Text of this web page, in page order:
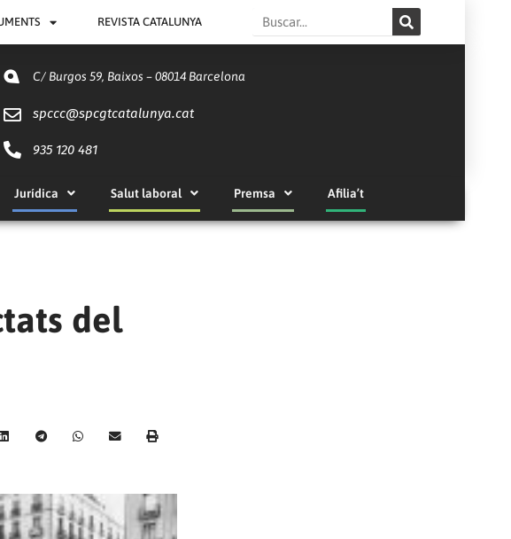
REVISTA CATALUNYA Search
C/ Burgos 59, Baixos – 08014 Barcelona
spccc@spcgtcatalunya.cat
935 120 481
Jurídica Salut laboral Premsa Afilia’t
del